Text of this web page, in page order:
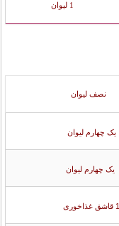
نصف لیوان
یک چهارم لیوان
یک چهارم لیوان
1 قاشق غذاخوری